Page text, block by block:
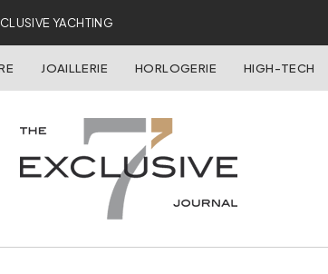
YACHTING
JOAILLERIE HORLOGERIE HIGH-TECH